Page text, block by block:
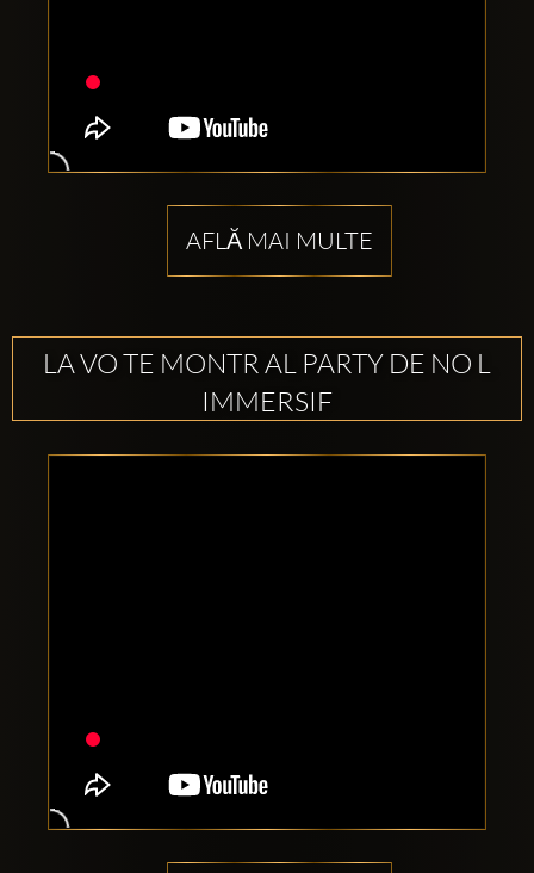
AFLĂ MAI MULTE
LA VO TE MONTR AL PARTY DE NO L
IMMERSIF